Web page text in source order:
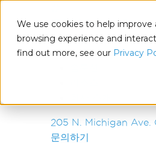
We use cookies to help
browsing experience and
find out more, see our Privacy
IRONSOFTWARE
제품
기업
205 N. Michigan Ave.
문의하기